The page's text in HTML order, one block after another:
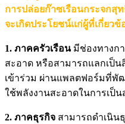
การปล่อยก๊าซเรือนกระจกสุท
จะเกิดประโยชน์แก่ผู้ที่เกี่ยวข้
1. ภาคครัวเรือนมีช่องทางกา
สะอาด หรือสามารถแลกเป็
เข้าร่วม ผ่านแพลตฟอร์มที่พั
ใช้พลังงานสะอาดในการเป็
2. ภาคธุรกิจ สามารถดำเนิน